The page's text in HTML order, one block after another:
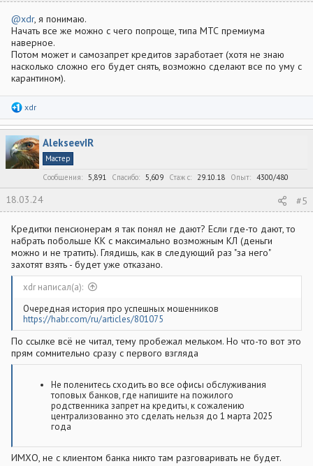
@xdr, я понимаю.
Начать все же можно с чего попроще, типа МТС премиума
наверное.
Потом может и самозапрет кредитов заработает (хотя не знаю
насколько сложно его будет снять, возможно сделают все по уму с
карантином).
Р
а
к
ц
и
и
xdr
AlekseevIR
Мастер
Сообщения
5,891 Спасибо 5,609 Стаж c 29.10.18 Опыт 4300/480
18.03.24 #5
Кредитки пенсионерам я так понял не дают? Если где-то дают, то
набрать побольше КК с максимально возможным КЛ (деньги
можно и не тратить). Глядишь, как в следующий раз "за него"
захотят взять - будет уже отказано.
xdr написал(а):
Очередная история про успешных мошенников
https://habr.com/ru/articles/801075
По ссылке всё не читал, тему пробежал мельком. Но что-то вот это
прям сомнительно сразу с первого взгляда
Не поленитесь сходить во все офисы обслуживания
топовых банков, где напишите на пожилого
родственника запрет на кредиты, к сожалению
централизованно это сделать нельзя до 1 марта 2025
года
ИМХО, не с клиентом банка никто там разговаривать не будет.